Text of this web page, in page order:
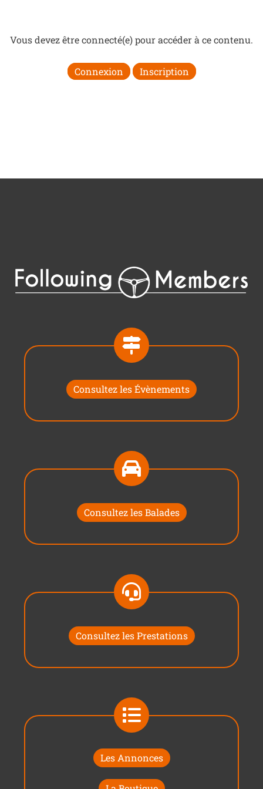
Vous devez être connecté(e) pour accéder à ce contenu.
Connexion Inscription
Consultez les Évènements
Consultez les Balades
Consultez les Prestations
Les Annonces